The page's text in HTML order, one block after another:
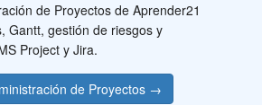
de Proyectos de Aprender21
Gantt, gestión de riesgos y
Project y Jira.
de Proyectos →